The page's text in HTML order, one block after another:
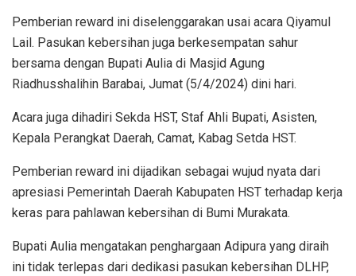
Pemberian reward ini diselenggarakan usai acara Qiyamul
Lail. Pasukan kebersihan juga berkesempatan sahur
bersama dengan Bupati Aulia di Masjid Agung
Riadhusshalihin Barabai, Jumat (5/4/2024) dini hari.
Acara juga dihadiri Sekda HST, Staf Ahli Bupati, Asisten,
Kepala Perangkat Daerah, Camat, Kabag Setda HST.
Pemberian reward ini dijadikan sebagai wujud nyata dari
apresiasi Pemerintah Daerah Kabupaten HST terhadap kerja
keras para pahlawan kebersihan di Bumi Murakata.
Bupati Aulia mengatakan penghargaan Adipura yang diraih
ini tidak terlepas dari dedikasi pasukan kebersihan DLHP,